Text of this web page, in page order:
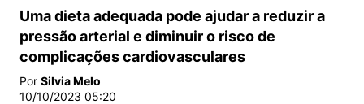
Uma dieta adequada pode ajudar a reduzir a
pressão arterial e diminuir o risco de
complicações cardiovasculares
Por Silvia Melo
10/10/2023 05:20